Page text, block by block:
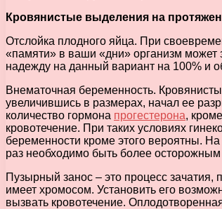
Кровянистые выделения на
Отслойка плодного яйца. При
«памяти» в ваши «дни» организм может
надежду на данный вариант на 100% и
Внематочная беременность.
увеличившись в размерах, начал ее
количество гормона прогестерона,
кровотечение. При таких условиях
беременности кроме этого вероятны.
раз необходимо быть более
Пузырный занос – это процесс зачатия,
имеет хромосом. Установить его
вызвать кровотечение.